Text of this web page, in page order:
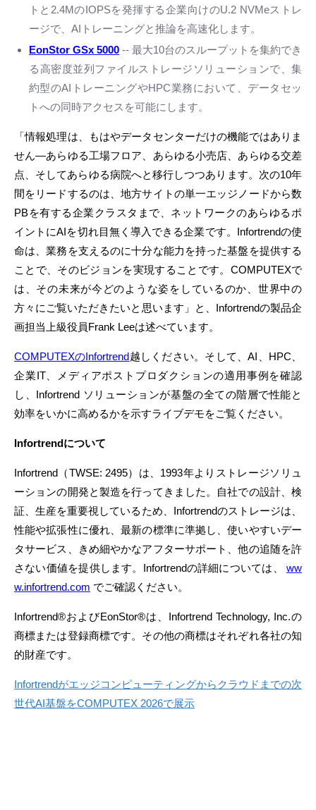
トと2.4MのIOPSを発揮する企業向けのU.2 NVMeストレ
ージで、AIトレーニングと推論を高速化します。
EonStor GSx 5000 -- 最大10台のスループットを集約でき
る高密度並列ファイルストレージソリューションで、集
約型のAIトレーニングやHPC業務において、データセッ
トへの同時アクセスを可能にします。
「情報処理は、もはやデータセンターだけの機能ではありま
せん—あらゆる工場フロア、あらゆる小売店、あらゆる交差
点、そしてあらゆる病院へと移行しつつあります。次の10年
間をリードするのは、地方サイトの単一エッジノードから数
PBを有する企業クラスタまで、ネットワークのあらゆるポ
イントにAIを切れ目無く導入できる企業です。Infortrendの使
命は、業務を支えるのに十分な能力を持った基盤を提供する
ことで、そのビジョンを実現することです。COMPUTEXで
は、その未来が今どのような姿をしているのか、世界中の
方々にご覧いただきたいと思います」と、Infortrendの製品企
画担当上級役員Frank Leeは述べています。
COMPUTEXのInfortrend越しください。そして、AI、HPC、
企業IT、メディアポストプロダクションの適用事例を確認
し、Infortrend ソリューションが基盤の全ての階層で性能と
効率をいかに高めるかを示すライブデモをご覧ください。
Infortrendについて
Infortrend（TWSE: 2495）は、1993年よりストレージソリュ
ーションの開発と製造を行ってきました。自社での設計、検
証、生産を重要視しているため、Infortrendのストレージは、
性能や拡張性に優れ、最新の標準に準拠し、使いやすいデー
タサービス、きめ細やかなアフターサポート、他の追随を許
さない価値を提供します。Infortrendの詳細については、 ww
w.infortrend.com でご確認ください。
Infortrend®およびEonStor®は、Infortrend Technology, Inc.の
商標または登録商標です。その他の商標はそれぞれ各社の知
的財産です。
Infortrendがエッジコンピューティングからクラウドまでの次
世代AI基盤をCOMPUTEX 2026で展示